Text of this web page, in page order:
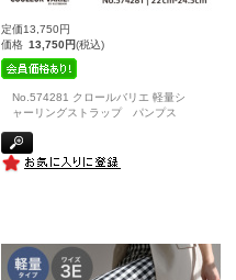
定価13,750円
価格 13,750円(税込)
No.574281 クロールバリエ 軽量シ
ャーリングストラップ パンプス